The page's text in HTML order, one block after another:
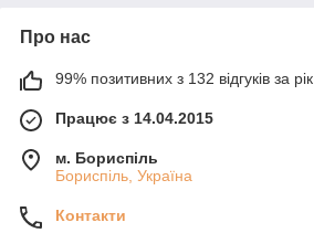
Про нас
99% позитивних з 132 відгуків за рік
Працює з 14.04.2015
м. Бориспіль
Бориспіль, Україна
Контакти